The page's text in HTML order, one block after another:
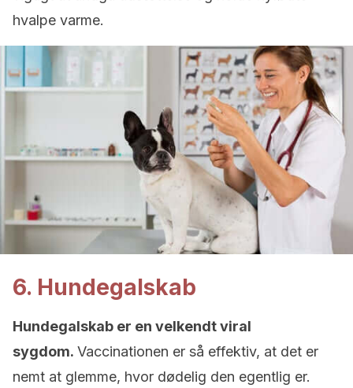
hvalpe varme.
6. Hundegalskab
Hundegalskab er en velkendt viral
sygdom. Vaccinationen er så effektiv, at det er
nemt at glemme, hvor dødelig den egentlig er.